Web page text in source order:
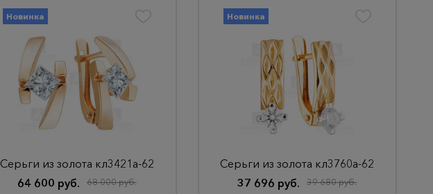
Новинка
Серьги из золота кл3421а-62
64 600 руб.
68 000 руб.
Новинка
Серьги из золота кл3760а-62
37 696 руб.
39 680 руб.